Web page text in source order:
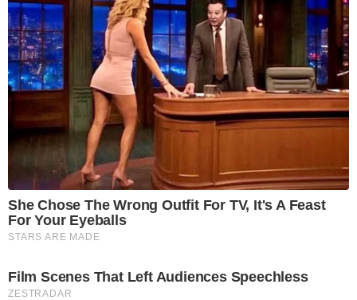
She Chose The Wrong Outfit For TV, It's A Feast
For Your Eyeballs
STARS ARE MADE
Film Scenes That Left Audiences Speechless
ZESTRADAR